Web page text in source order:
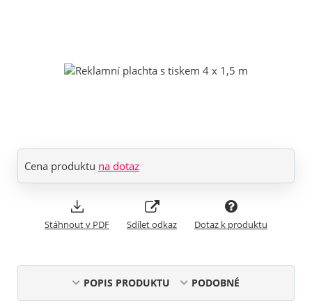
Cena produktu na dotaz
Stáhnout v PDF Sdílet odkaz Dotaz k produktu
POPIS PRODUKTU PODOBNÉ